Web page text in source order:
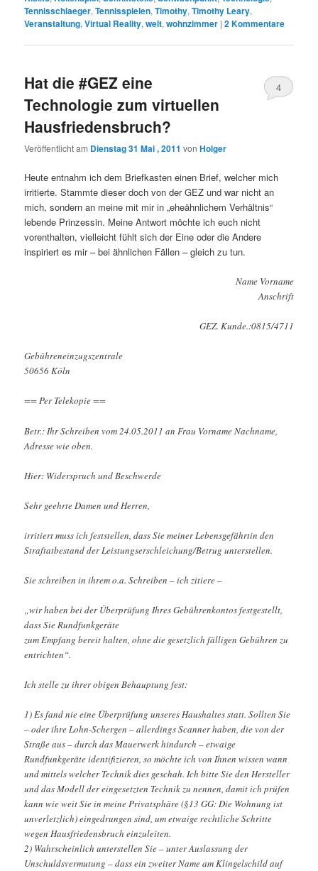
Tennisschlaeger,Tennisspielen,Timothy,Timothy Leary,
Veranstaltung,Virtual Reality,welt,wohnzimmer |2Kommentare
Hat die #GEZ eine
Technologie zum virtuellen
Hausfriedensbruch?
Veröffentlicht am Dienstag 31 Mai , 2011 vonHolger
4
Heute entnahm ich dem Briefkasten einen Brief, welcher mich
irritierte. Stammte dieser doch von der GEZ und war nicht an
mich, sondern an meine mit mir in „eheähnlichem Verhältnis“
lebende Prinzessin. Meine Antwort möchte ich euch nicht
vorenthalten, vielleicht fühlt sich der Eine oder die Andere
inspiriert es mir – bei ähnlichen Fällen – gleich zu tun.
Name Vorname
Anschrift
GEZ. Kunde.:0815/4711
Gebühreneinzugszentrale
50656 Köln
== Per Telekopie ==
Betr.: Ihr Schreiben vom 24.05.2011 an Frau Vorname Nachname,
Adresse wie oben.
Hier: Widerspruch und Beschwerde
Sehr geehrte Damen und Herren,
irritiert muss ich feststellen, dass Sie meiner Lebensgefährtin den
Straftatbestand der Leistungserschleichung/Betrug unterstellen.
Sie schreiben in ihrem o.a. Schreiben – ich zitiere –
„wir haben bei der Überprüfung Ihres Gebührenkontos festgestellt,
dass Sie Rundfunkgeräte
zum Empfang bereit halten, ohne die gesetzlich fälligen Gebühren zu
entrichten“.
Ich stelle zu ihrer obigen Behauptung fest:
1) Es fand nie eine Überprüfung unseres Haushaltes statt. Sollten Sie
– oder ihre Lohn-Schergen – allerdings Scanner haben, die von der
Straße aus – durch das Mauerwerk hindurch – etwaige
Rundfunkgeräte identifizieren, so möchte ich von Ihnen wissen wann
und mittels welcher Technik dies geschah. Ich bitte Sie den Hersteller
und das Modell der eingesetzten Technik zu nennen, damit ich prüfen
kann wie weit Sie in meine Privatsphäre (§13 GG: Die Wohnung ist
unverletzlich) eingedrungen sind, um etwaige rechtliche Schritte
wegen Hausfriedensbruch einzuleiten.
2) Wahrscheinlich unterstellen Sie – unter Auslassung der
Unschuldsvermutung – dass ein zweiter Name am Klingelschild auf